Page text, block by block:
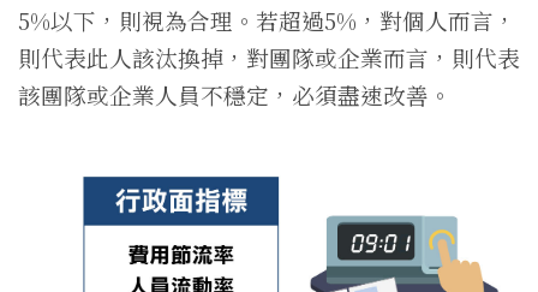
5%以下，則視為合理。若超過5%，對個人而言，
則代表此人該汰換掉，對團隊或企業而言，則代表
該團隊或企業人員不穩定，必須盡速改善。